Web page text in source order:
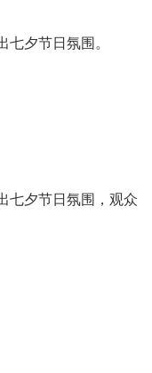
夕节日氛围。
夕节日氛围，观众